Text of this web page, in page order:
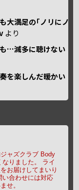
大満足の｢ノリにノ
より
…滅多に聴けない
を楽しんだ暖かい
ャズクラブ Body
りました。
ライ
お届けしてまいり
合わせには対応
せ。